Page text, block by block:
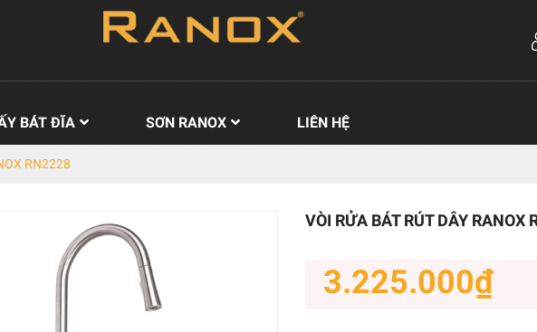
BÁT ĐĨA SƠN RANOX LIÊN HỆ
RN2228
VÒI RỬA BÁT RÚT DÂY RANOX
3.225.000₫